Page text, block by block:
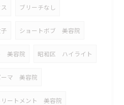
ブリーチなし
ショートボブ 美容院
美容院 昭和区 ハイライト
ーマ 美容院
リートメント 美容院